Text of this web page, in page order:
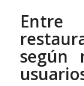
según